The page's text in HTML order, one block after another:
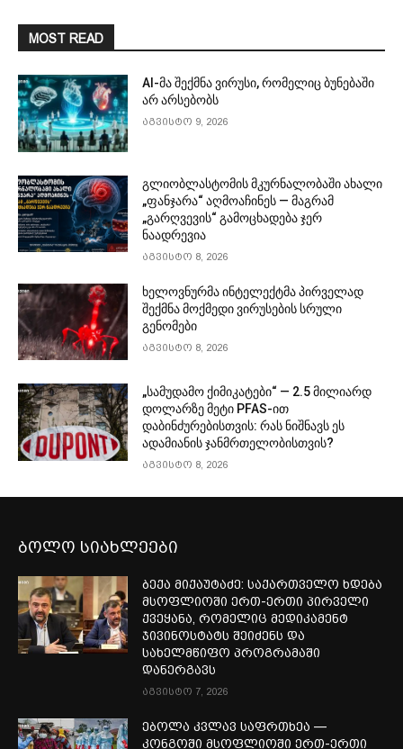
MOST READ
AI-მა შექმნა ვირუსი, რომელიც ბუნებაში
არ არსებობს
აგვისტო 9, 2026
გლიობლასტომის მკურნალობაში ახალი
„ფანჯარა“ აღმოაჩინეს — მაგრამ
„გარღვევის“ გამოცხადება ჯერ
ნაადრევია
აგვისტო 8, 2026
ხელოვნურმა ინტელექტმა პირველად
შექმნა მოქმედი ვირუსების სრული
გენომები
აგვისტო 8, 2026
„სამუდამო ქიმიკატები“ — 2.5 მილიარდ
დოლარზე მეტი PFAS-ით
დაბინძურებისთვის: რას ნიშნავს ეს
ადამიანის ჯანმრთელობისთვის?
აგვისტო 8, 2026
ბოლო სიახლეები
ბექა მიქაუტაძე: საქართველო ხდება
მსოფლიოში ერთ-ერთი პირველი
ქვეყანა, რომელიც მედიკამენტ
ჯივინოსტატს შეიძენს და
სახელმწიფო პროგრამაში
დანერგავს
აგვისტო 7, 2026
ებოლა კვლავ საფრთხეა —
კონგოში მსოფლიოში ერთ-ერთი